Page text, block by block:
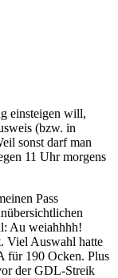
einsteigen will,
(bzw. in
sonst darf man
11 Uhr morgens
Pass
Au weiahhhh!
Viel Auswahl hatte
für 190 Ocken. Plus
der GDL-Streik